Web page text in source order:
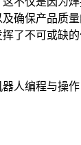
确保产品质
了不可或缺的